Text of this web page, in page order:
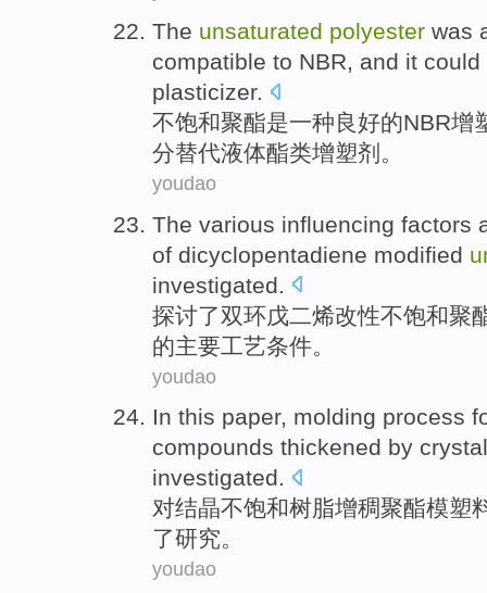
The unsaturated polyester was
compatible to NBR, and it could
plasticizer.
不饱和聚酯是一种良好的NBR增
分替代液体酯类增塑剂。
youdao
The various influencing factors
of dicyclopentadiene modified
investigated
探讨了双环戊二烯改性不饱和聚
的主要工艺条件。
youdao
In this paper, molding process
compounds thickened by
investigated.
对结晶不饱和树脂增稠聚酯模塑
了研究。
youdao